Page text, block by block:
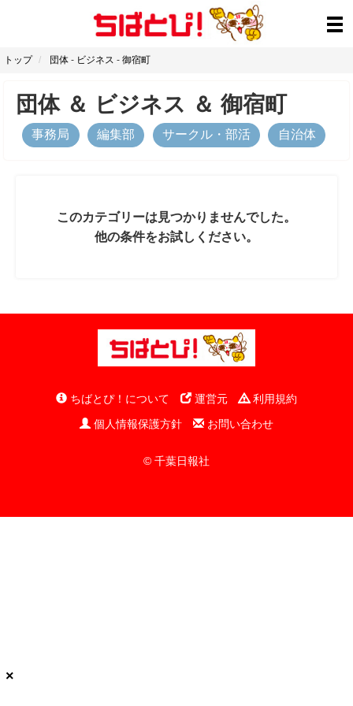
トップ 団体 - ビジネス - 御宿町
団体＆ ビジネス ＆ 御宿町
事務局 編集部 サークル・部活 自治体
このカテゴリーは見つかりませんでした。
他の条件をお試しください。
ちばとぴ！について 運営元
利用規約
個人情報保護方針
お問い合わせ
© 千葉日報社
×